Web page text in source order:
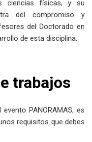
ciencias físicas, y su
del compromiso y
del Doctorado en
de esta disciplina.
trabajos
PANORAMAS, es
requisitos que debes